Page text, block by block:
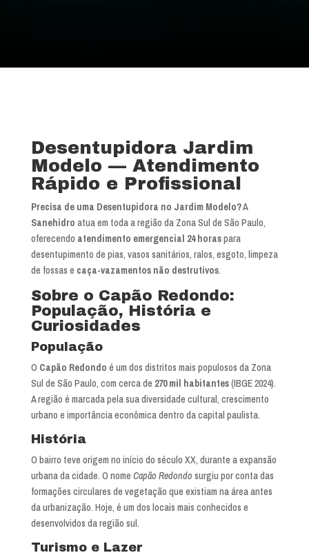
Desentupidora Jardim
Modelo — Atendimento
Rápido e Profissional
Precisa de uma Desentupidora no Jardim Modelo?A
Sanehidro atua em toda a região da Zona Sul de São Paulo,
oferecendo atendimento emergencial 24 horaspara
desentupimento de pias, vasos sanitários, ralos, esgoto, limpeza
de fossas e caça-vazamentos não destrutivos.
Sobre o Capão Redondo:
População, História e
Curiosidades
População
O Capão Redondo é um dos distritos mais populosos da Zona
Sul de São Paulo, com cerca de 270 mil habitantes(IBGE 2024).
A região é marcada pela sua diversidade cultural, crescimento
urbano e importância econômica dentro da capital paulista.
História
O bairro teve origem no início do século XX, durante a expansão
urbana da cidade. O nome Capão Redondo surgiu por conta das
formações circulares de vegetação que existiam na área antes
da urbanização. Hoje, é um dos locais mais conhecidos e
desenvolvidos da região sul.
Turismo e Lazer